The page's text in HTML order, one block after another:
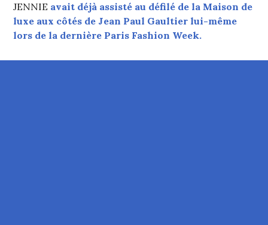
JENNIE avait déjà assisté au défilé de la Maison de
luxe aux côtés de Jean Paul Gaultier lui-même
lors de la dernière Paris Fashion Week.